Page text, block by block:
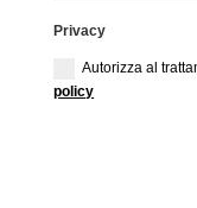
Privacy
Autorizza al
policy